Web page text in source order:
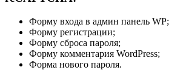
Форму входа в админ панель WP;
Форму регистрации;
Форму сброса пароля;
Форму комментария WordPress;
Форма нового пароля.